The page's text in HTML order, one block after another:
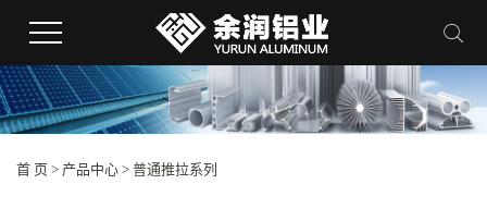
首 页 > 产品中心 > 普通推拉系列